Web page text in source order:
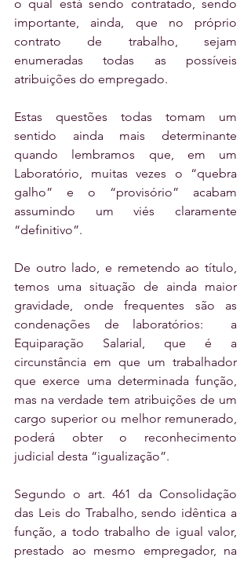
o qual está sendo contratado, sendo
importante, ainda, que no próprio
contrato de trabalho, sejam
enumeradas todas as possíveis
atribuições do empregado.
Estas questões todas tomam um
sentido ainda mais determinante
quando lembramos que, em um
Laboratório, muitas vezes o “quebra
galho” e o “provisório” acabam
assumindo um viés claramente
“definitivo”.
De outro lado, e remetendo ao título,
temos uma situação de ainda maior
gravidade, onde frequentes são as
condenações de laboratórios:  a
Equiparação Salarial, que é a
circunstância em que um trabalhador
que exerce uma determinada função,
mas na verdade tem atribuições de um
cargo superior ou melhor remunerado,
poderá obter o reconhecimento
judicial desta “igualização”.
Segundo o art. 461 da Consolidação
das Leis do Trabalho, sendo idêntica a
função, a todo trabalho de igual valor,
prestado ao mesmo empregador, na